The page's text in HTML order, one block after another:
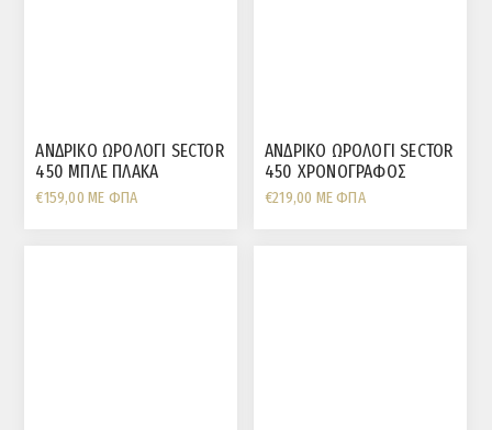
ΑΝΔΡΙΚΟ ΩΡΟΛΟΓΙ SECTOR
450 ΜΠΛΕ ΠΛΑΚΑ
€159,00 ΜΕ ΦΠΑ
ΑΝΔΡΙΚΟ ΩΡΟΛΟΓΙ SECTOR
450 ΧΡΟΝΟΓΡΑΦΟΣ
ΜΑΥΡΗ ΠΛΑΚΑ
€219,00 ΜΕ ΦΠΑ